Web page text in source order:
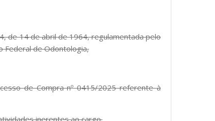
de 14 de abril de 1964, regulamentada pelo
Federal de Odontologia,
de Compra nº 0415/2025 referente à
inerentes ao cargo.